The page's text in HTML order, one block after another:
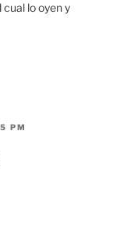
lo oyen y
PM